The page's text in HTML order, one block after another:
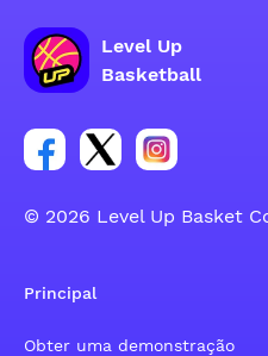
Level Up
Basketball
Link para o grupo social
Link para o grupo
Link para o
© 2026 Level Up Basket
Principal
Obter uma demonstração